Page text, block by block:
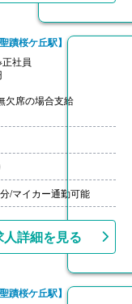
蹟桜ケ丘駅】
正社員
欠席の場合支給
30 0時-1/3 24時）
り）
均330,000円（2025年6
社の業績等によって支
/マイカー通勤可能
人詳細を見る
蹟桜ケ丘駅】